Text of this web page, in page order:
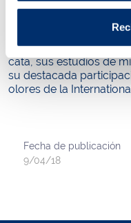
en este caso Aigües
AWWA para participar
dado el prestigio
de su laboratorio
cata, sus estudios de
su destacada
olores de la
Fecha de publicación
9/04/18